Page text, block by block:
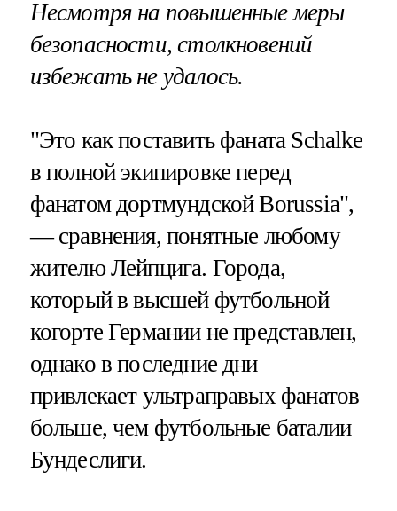
Несмотря на повышенные меры
безопасности, столкновений
избежать не удалось.
"Это как поставить фаната Schalke
в полной экипировке перед
фанатом дортмундской Borussia",
— сравнения, понятные любому
жителю Лейпцига. Города,
который в высшей футбольной
когорте Германии не представлен,
однако в последние дни
привлекает ультраправых фанатов
больше, чем футбольные баталии
Бундеслиги.